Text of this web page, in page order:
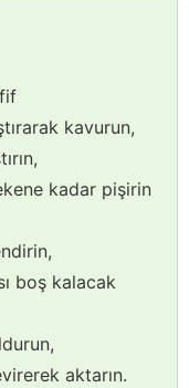
kavurun,
kadar pişirin
boş kalacak
aktarın.